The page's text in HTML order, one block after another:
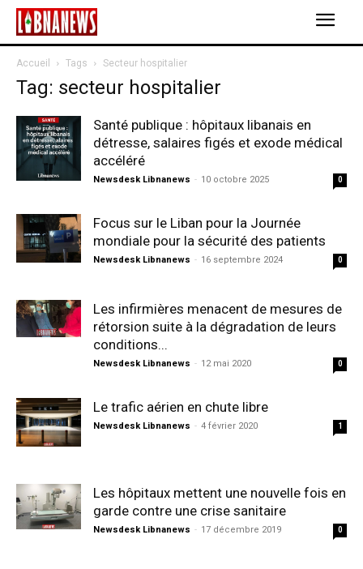
Accueil Tags Secteur hospitalier
Tag: secteur hospitalier
Santé publique : hôpitaux libanais en
détresse, salaires figés et exode médical
accéléré
Newsdesk Libnanews - 10 octobre 2025 0
Focus sur le Liban pour la Journée
mondiale pour la sécurité des patients
Newsdesk Libnanews - 16 septembre 2024 0
Les infirmières menacent de mesures de
rétorsion suite à la dégradation de leurs
conditions...
Newsdesk Libnanews - 12 mai 2020 0
Le trafic aérien en chute libre
Newsdesk Libnanews - 4 février 2020 1
Les hôpitaux mettent une nouvelle fois en
garde contre une crise sanitaire
Newsdesk Libnanews - 17 décembre 2019 0